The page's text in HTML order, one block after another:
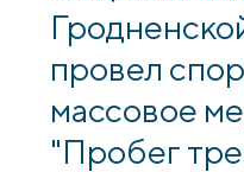
провел
массовое
"Пробег